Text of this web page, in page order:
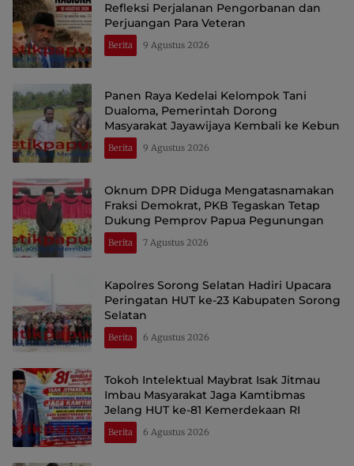
Refleksi Perjalanan Pengorbanan dan
Perjuangan Para Veteran
Berita 9 Agustus 2026
Panen Raya Kedelai Kelompok Tani
Dualoma, Pemerintah Dorong
Masyarakat Jayawijaya Kembali ke Kebun
Berita 9 Agustus 2026
Oknum DPR Diduga Mengatasnamakan
Fraksi Demokrat, PKB Tegaskan Tetap
Dukung Pemprov Papua Pegunungan
Berita 7 Agustus 2026
Kapolres Sorong Selatan Hadiri Upacara
Peringatan HUT ke-23 Kabupaten Sorong
Selatan
Berita 6 Agustus 2026
Tokoh Intelektual Maybrat Isak Jitmau
Imbau Masyarakat Jaga Kamtibmas
Jelang HUT ke-81 Kemerdekaan RI
Berita 6 Agustus 2026